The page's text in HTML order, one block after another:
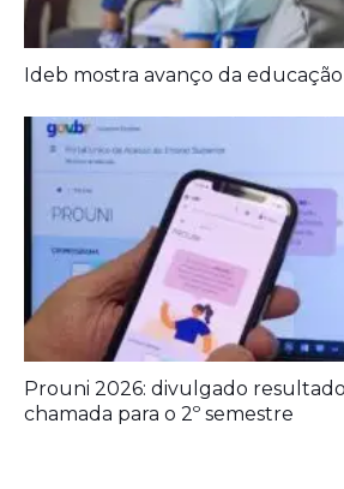
Ideb mostra avanço da
Prouni 2026: divulgado
chamada para o 2º semestre